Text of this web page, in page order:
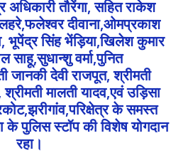
अधिकारी तौरेंगा, सहित राकेश
दीवाना,ओमप्रकाश
भूपेंद्र सिंह भेंड़िया,खिलेश कुमार
साहू,सुधान्शु वर्मा,पुनित
जानकी देवी राजपूत, श्रीमती
मालती यादव,एवं उड़िसा
के समस्त
के पुलिस स्टॉप की विशेष योगदान
रहा।